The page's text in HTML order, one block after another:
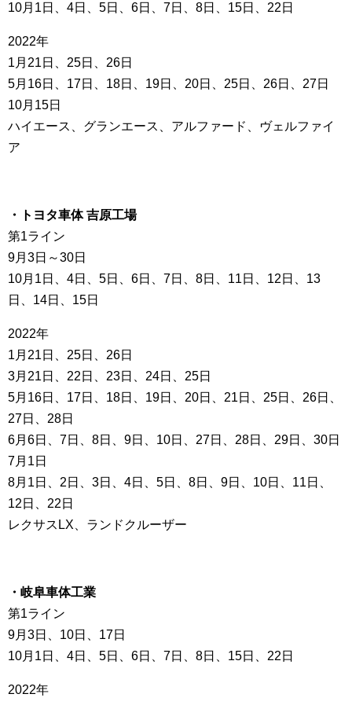
10月1日、4日、5日、6日、7日、8日、15日、22日
2022年
1月21日、25日、26日
5月16日、17日、18日、19日、20日、25日、26日、27日
10月15日
ハイエース、グランエース、アルファード、ヴェルファイ
ア
・トヨタ車体 吉原工場
第1ライン
9月3日～30日
10月1日、4日、5日、6日、7日、8日、11日、12日、13
日、14日、15日
2022年
1月21日、25日、26日
3月21日、22日、23日、24日、25日
5月16日、17日、18日、19日、20日、21日、25日、26日、
27日、28日
6月6日、7日、8日、9日、10日、27日、28日、29日、30日
7月1日
8月1日、2日、3日、4日、5日、8日、9日、10日、11日、
12日、22日
レクサスLX、ランドクルーザー
・岐阜車体工業
第1ライン
9月3日、10日、17日
10月1日、4日、5日、6日、7日、8日、15日、22日
2022年